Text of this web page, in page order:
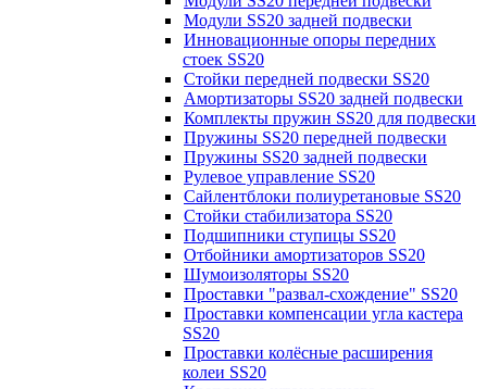
Модули SS20 задней подвески
Инновационные опоры передних
стоек SS20
Стойки передней подвески SS20
Амортизаторы SS20 задней подвески
Комплекты пружин SS20 для подвески
Пружины SS20 передней подвески
Пружины SS20 задней подвески
Рулевое управление SS20
Сайлентблоки полиуретановые SS20
Стойки стабилизатора SS20
Подшипники ступицы SS20
Отбойники амортизаторов SS20
Шумоизоляторы SS20
Проставки "развал-схождение" SS20
Проставки компенсации угла кастера
SS20
Проставки колёсные расширения
колеи SS20